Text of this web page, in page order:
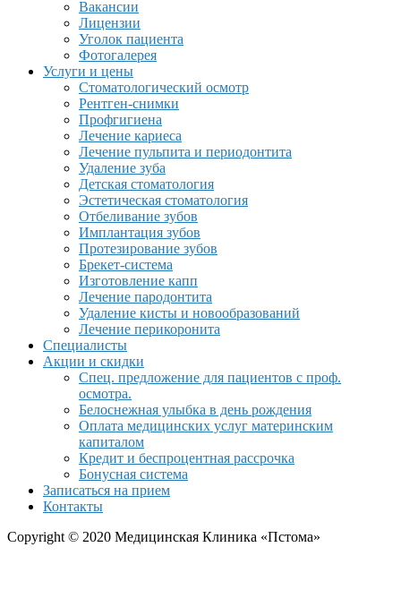
Вакансии
Лицензии
Уголок пациента
Фотогалерея
Услуги и цены
Стоматологический осмотр
Рентген-снимки
Профгигиена
Лечение кариеса
Лечение пульпита и периодонтита
Удаление зуба
Детская стоматология
Эстетическая стоматология
Отбеливание зубов
Имплантация зубов
Протезирование зубов
Брекет-система
Изготовление капп
Лечение пародонтита
Удаление кисты и новообразований
Лечение перикоронита
Специалисты
Акции и скидки
Спец. предложение для пациентов с проф.
осмотра.
Белоснежная улыбка в день рождения
Оплата медицинских услуг материнским
капиталом
Кредит и беспроцентная рассрочка
Бонусная система
Записаться на прием
Контакты
Copyright © 2020 Медицинская Клиника «Пстома»